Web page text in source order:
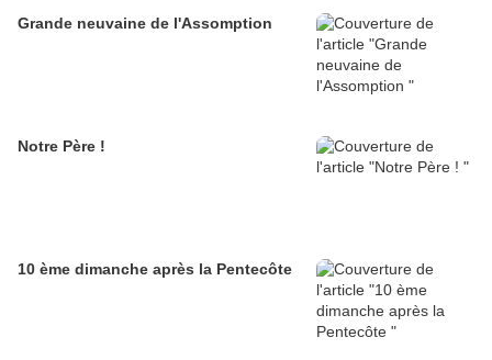
Grande neuvaine de l'Assomption
Notre Père !
10 ème dimanche après la Pentecôte